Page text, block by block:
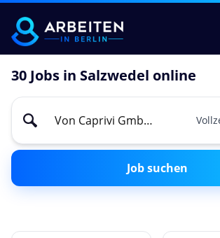
30 Jobs in Salzwedel online
Job suchen